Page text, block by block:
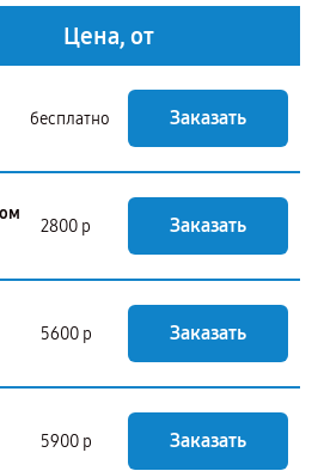
Цена, от
бесплатно Заказать
2800 р Заказать
5600 р Заказать
5900 р Заказать